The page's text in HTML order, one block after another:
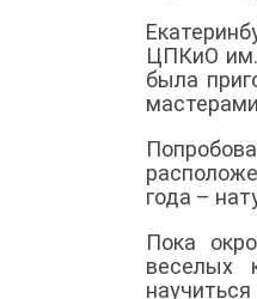
ЦПКиО им.
была
года –
Пока
веселых